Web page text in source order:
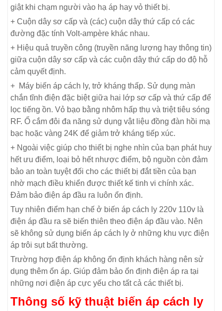
giật khi chạm người vào hạ áp hay vỏ thiết bị.
+ Cuộn dây sơ cấp và (các) cuộn dây thứ cấp có các
đường đặc tính Volt-ampère khác nhau.
+ Hiệu quả truyền công (truyền năng lượng hay thông tin)
giữa cuộn dây sơ cấp và các cuộn dây thứ cấp do độ hỗ
cảm quyết định.
+ Máy biến áp cách ly, trở kháng thấp. Sử dụng màn
chắn tĩnh điện đặc biệt giữa hai lớp sơ cấp và thứ cấp để
lọc tiếng ồn. Vỏ bạo bằng nhôm hấp thụ và triệt tiêu sóng
RF. Ổ cắm đôi đa năng sử dụng vật liệu đồng đàn hồi mạ
bạc hoặc vàng 24K để giảm trở kháng tiếp xúc.
+ Ngoài việc giúp cho thiết bị nghe nhìn của bạn phát huy
hết ưu điểm, loại bỏ hết nhược điểm, bộ nguồn còn đảm
bảo an toàn tuyệt đối cho các thiết bị đắt tiền của bạn
nhờ mạch điều khiển được thiết kế tinh vi chính xác.
Đảm bảo điện áp đầu ra luôn ổn định.
Tuy nhiên điểm hạn chế ở biến áp cách ly 220v 110v là
điện áp đầu ra sẽ biến thiên theo điện áp đầu vào. Nên
sẽ không sử dụng biến áp cách ly ở những khu vực điện
áp trôi sụt bất thường.
Trường hợp điện áp không ổn định khách hàng nên sử
dụng thêm ổn áp. Giúp đảm bảo ổn định điện áp ra tại
những nơi điện áp cực yếu cho tất cả các thiết bị.
Thông số kỹ thuật biến áp cách ly